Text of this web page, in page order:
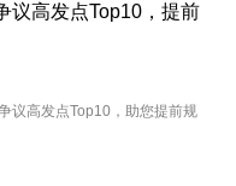
议高发点Top10，提前
议高发点Top10，助您提前规